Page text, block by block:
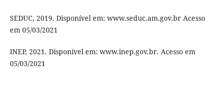
SEDUC, 2019. Disponível em: www.seduc.am.gov.br Acesso
em 05/03/2021
INEP, 2021. Disponível em: www.inep.gov.br. Acesso em
05/03/2021